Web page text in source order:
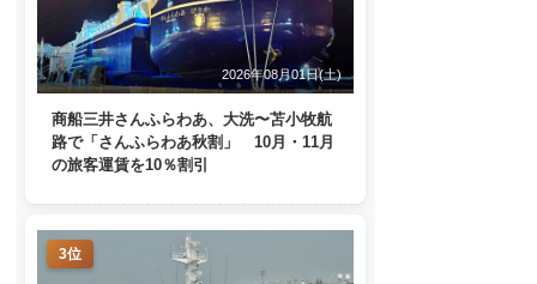
2026年08月01日(土)
商船三井さんふらわあ、大洗〜苫小牧航
路で「さんふらわあ秋割」 10月・11月
の旅客運賃を10％割引
3位